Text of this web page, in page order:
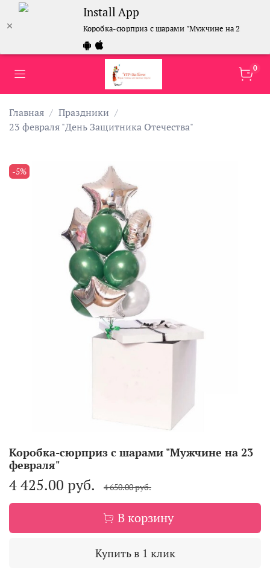
Install App
Коробка-сюрприз с шарами "Мужчине на 23
0
Главная
Праздники
23 февраля "День Защитника Отечества"
-5%
Коробка-сюрприз с шарами "Мужчине на 23
февраля"
4 425.00 руб. 4 650.00 руб.
В корзину
Купить в 1 клик